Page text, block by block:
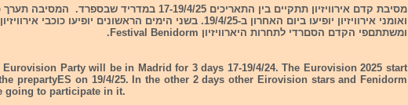
ואומני אירוויזיון יופיעו ביום האחרון ב-19/4/25. בשני הימים הראשונים יופיעו כוכבי
ומשתתםפי הקדם הסםרדי לתחרות היארוויזיון Festival Benidorm.
Party will be in Madrid for 3 days 17-19/4/24. The Eurovision 2025 start
prepartyES on 19/4/25. In the other 2 days other Eirovision stars and Fenidorm
going to participate in it.